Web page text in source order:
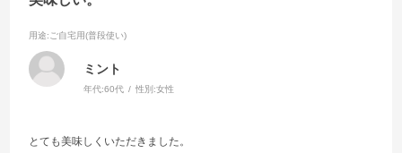
用途:ご自宅用(普段使い)
ミント
年代:60代 性別:女性
とても美味しくいただきました。